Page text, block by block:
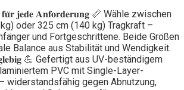
𝐣𝐞𝐝𝐞 𝐀𝐧𝐟𝐨𝐫𝐝𝐞𝐫𝐮𝐧𝐠 📏 Wähle zwischen
oder 325 cm (140 kg) Tragkraft –
und Fortgeschrittene. Beide Größen
Balance aus Stabilität und Wendigkeit.
💪 Gefertigt aus UV-beständigem
PVC mit Single-Layer-
widerstandsfähig gegen Abnutzung,